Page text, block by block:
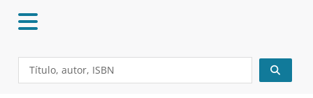
Search